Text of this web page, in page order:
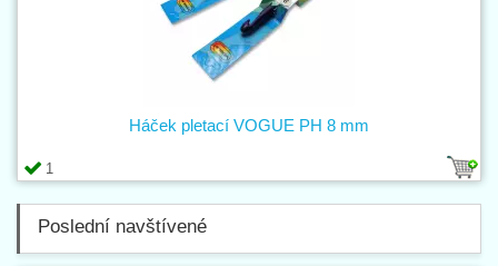
1
Háček pletací VOGUE PH 8 mm
Poslední navštívené